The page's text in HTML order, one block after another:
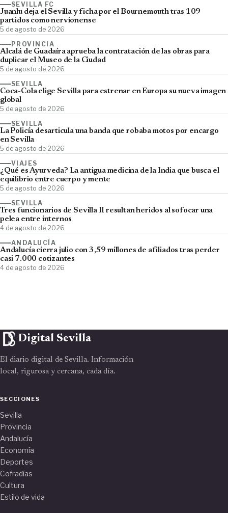
SEVILLA FC
Juanlu deja el Sevilla y ficha por el Bournemouth tras 109
partidos como nervionense
5 de agosto de 2026
PROVINCIA
Alcalá de Guadaíra aprueba la contratación de las obras para
duplicar el Museo de la Ciudad
5 de agosto de 2026
SEVILLA
Coca-Cola elige Sevilla para estrenar en Europa su nueva imagen
global
5 de agosto de 2026
SEVILLA
La Policía desarticula una banda que robaba motos por encargo
en Sevilla
5 de agosto de 2026
VIAJES
¿Qué es Ayurveda? La antigua medicina de la India que busca el
equilibrio entre cuerpo y mente
5 de agosto de 2026
SEVILLA
Tres funcionarios de Sevilla II resultan heridos al sofocar una
pelea entre internos
4 de agosto de 2026
ANDALUCÍA
Andalucía cierra julio con 3,59 millones de afiliados tras perder
casi 7.000 cotizantes
4 de agosto de 2026
Digital Sevilla
El diario digital de Sevilla. Información
local, rigurosa y cercana, cada día.
SECCIONES
Sevilla
Provincia
Andalucía
Economía
Deportes
Cofradías
Cultura
Estilo de vida